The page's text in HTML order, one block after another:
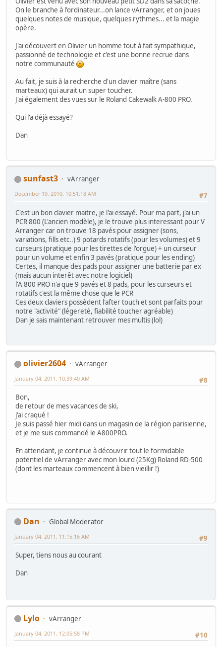
On le branche à l'ordinateur...on lance vArranger, et on joues
quelques notes de musique, quelques rythmes... et la magie
opère.
J'ai découvert en Olivier un homme tout à fait sympathique,
passionné de technologie et c'est une bonne recrue dans
notre communauté
Au fait, je suis à la recherche d'un clavier maître (sans
marteaux) qui aurait un super toucher.
J'ai également des vues sur le Roland Cakewalk A-800 PRO.
Qui l'a déjà essayé?
Dan
sunfast3
vArranger
#7
December 19, 2010, 10:51:18 AM
C'est un bon clavier maitre, je l'ai essayé. Pour ma part, j'ai un
PCR 800 (L'ancien modèle), je le trouve plus interessant pour V
Arranger car on trouve 18 pavés pour assigner (sons,
variations, fills etc..) 9 potards rotatifs (pour les volumes) et 9
curseurs (pratique pour les tirettes de l'orgue) + un curseur
pour un volume et enfin 3 pavés (pratique pour les ending)
Certes, il manque des pads pour assigner une batterie par ex
(mais aucun interêt avec notre logiciel)
l'A 800 PRO n'a que 9 pavés et 8 pads, pour les curseurs et
rotatifs c'est la même chose que le PCR
Ces deux claviers possèdent l'after touch et sont parfaits pour
notre "activité" (légereté, fiabilité toucher agréable)
Dan je sais maintenant retrouver mes multis (lol)
olivier2604
vArranger
#8
January 04, 2011, 10:39:40 AM
Bon,
de retour de mes vacances de ski,
j'ai craqué !
Je suis passé hier midi dans un magasin de la région parisienne,
et je me suis commandé le A800PRO.
En attendant, je continue à découvrir tout le formidable
potentiel de vArranger avec mon lourd (25Kg) Roland RD-500
(dont les marteaux commencent à bien vieillir !)
Dan
Global Moderator
#9
January 04, 2011, 11:15:16 AM
Super, tiens nous au courant
Dan
Lylo
vArranger
#10
January 04, 2011, 12:05:58 PM